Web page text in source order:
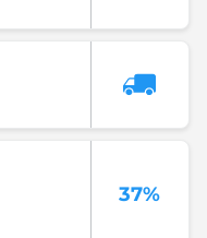
37%